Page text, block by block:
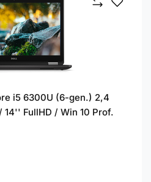
i5 6300U (6-gen.) 2,4
14'' FullHD / Win 10 Prof.